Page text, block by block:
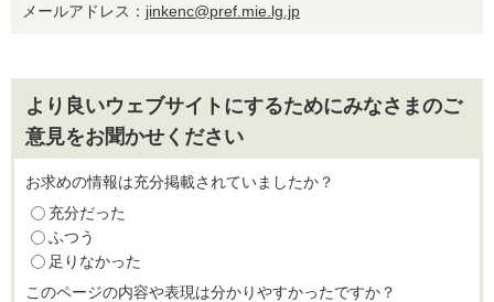
メールアドレス： jinkenc@pref.mie.lg.jp
より良いウェブサイトにするためにみなさまのご
意見をお聞かせください
お求めの情報は充分掲載されていましたか？
充分だった
ふつう
足りなかった
このページの内容や表現は分かりやすかったですか？